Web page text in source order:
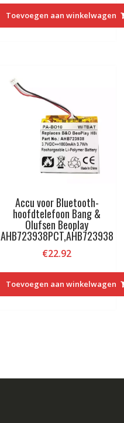
Toevoegen aan winkelwagen
Accu voor Bluetooth-
hoofdtelefoon Bang &
Olufsen Beoplay
AHB723938PCT,AHB723938
€22.92
Toevoegen aan winkelwagen